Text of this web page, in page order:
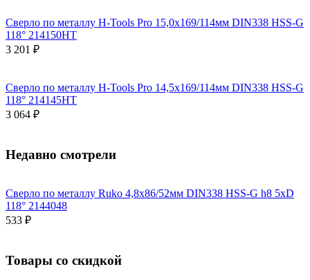
Сверло по металлу H-Tools Pro 15,0x169/114мм DIN338 HSS-G
118° 214150HT
3 201 ₽
Сверло по металлу H-Tools Pro 14,5x169/114мм DIN338 HSS-G
118° 214145HT
3 064 ₽
Недавно смотрели
Сверло по металлу Ruko 4,8x86/52мм DIN338 HSS-G h8 5xD
118° 2144048
533 ₽
Товары со скидкой